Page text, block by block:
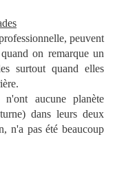
peuvent
on remarque un
surtout quand elles
aucune planète
dans leurs deux
n'a pas été beaucoup